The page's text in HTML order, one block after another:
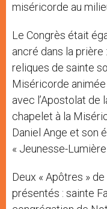
miséricorde au
Le Congrès était
ancré dans la
reliques de sainte
Miséricorde
avec l’Apostolat de
chapelet à la
Daniel Ange et son
« Jeunesse-Lumière
Deux « Apôtres »
présentés : sainte